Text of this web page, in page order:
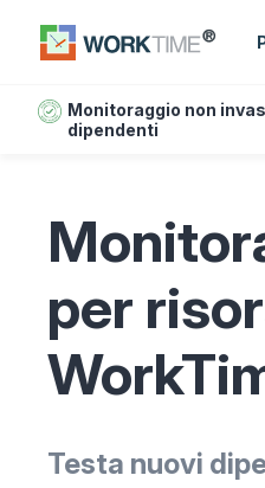
Monitoraggio non
dipendenti
per
Testa nuovi